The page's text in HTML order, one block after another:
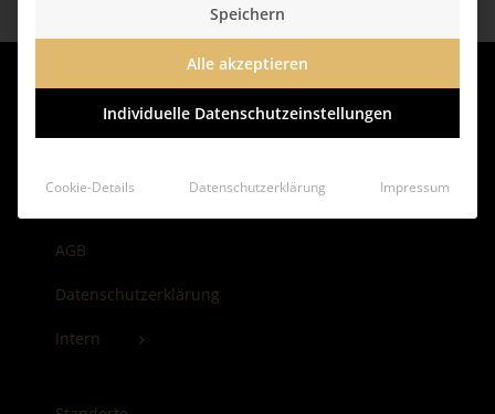
AGB
Datenschutzerklärung
Intern
Speichern
Alle akzeptieren
Individuelle Datenschutzeinstellungen
Cookie-Details Datenschutzerklärung Impressum